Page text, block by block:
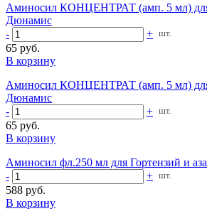
Аминосил КОНЦЕНТРАТ (амп. 5 мл)
Дюнамис
-
+ шт.
65 руб.
В корзину
Аминосил КОНЦЕНТРАТ (амп. 5 мл)
Дюнамис
-
+ шт.
65 руб.
В корзину
Аминосил фл.250 мл для Гортензий и
-
+ шт.
588 руб.
В корзину